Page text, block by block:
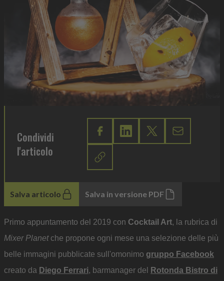
Condividi
l'articolo
Salva articolo Salva in versione PDF
Primo appuntamento del 2019 con Cocktail Art, la rubrica di
Mixer Planetche propone ogni mese una selezione delle più
belle immagini pubblicate sull'omonimo gruppo Facebook
creato da Diego Ferrari, barmanager del
Rotonda Bistro di